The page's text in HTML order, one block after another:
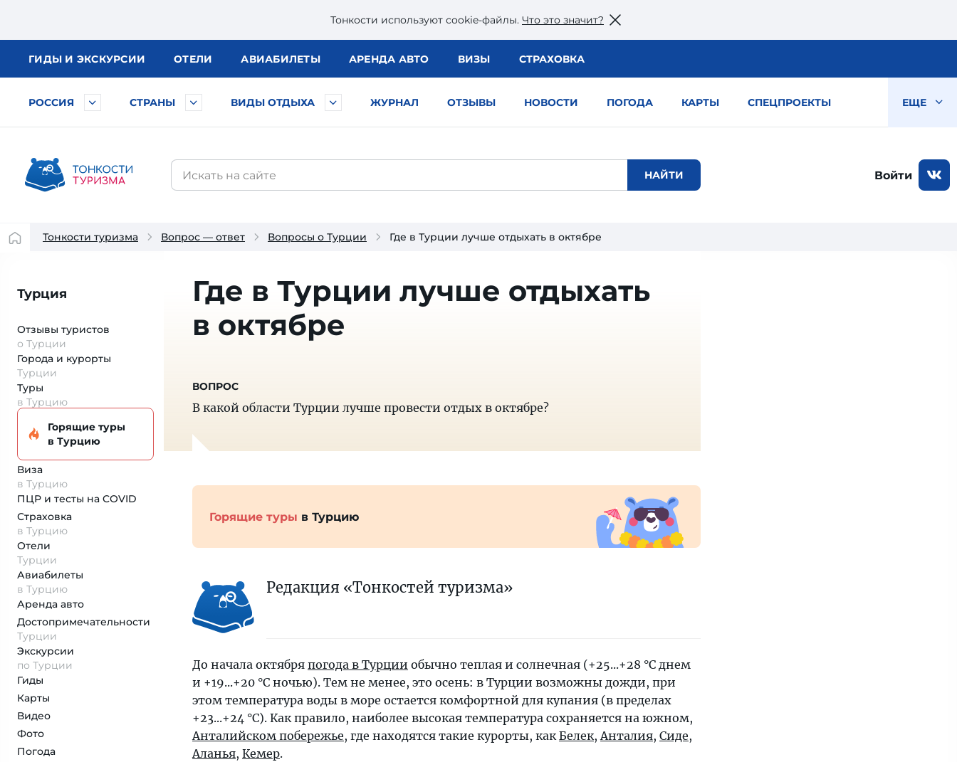
Тонкости используют сookie-файлы. Что это значит?
ГИДЫ И ЭКСКУРСИИ ОТЕЛИ АВИАБИЛЕТЫ АРЕНДА АВТО ВИЗЫ СТРАХОВКА
РОССИЯ СТРАНЫ ВИДЫ ОТДЫХА ЖУРНАЛ ОТЗЫВЫ НОВОСТИ ПОГОДА КАРТЫ СПЕЦПРОЕКТЫ ЕЩЕ
Войти
Тонкости туризма Вопрос — ответ Вопросы о Турции Где в Турции лучше отдыхать в октябре
Турция
Отзывы туристов
о Турции
Города и курорты
Турции
Туры
в Турцию
Горящие туры
в Турцию
Виза
в Турцию
ПЦР и тесты на COVID
Страховка
в Турцию
Отели
Турции
Авиабилеты
в Турцию
Аренда авто
Достопримеча­тельности
Турции
Экскурсии
по Турции
Гиды
Карты
Видео
Фото
Погода
Где в Турции лучше отдыхать
в октябре
В какой области Турции лучше провести отдых в октябре?
Горящие туры в Турцию
Редакция «Тонкостей туризма»
До начала октября погода в Турции обычно теплая и солнечная (+25...+28 °С днем
и +19...+20 °С ночью). Тем не менее, это осень: в Турции возможны дожди, при
этом температура воды в море остается комфортной для купания (в пределах
+23...+24 °С). Как правило, наиболее высокая температура сохраняется на южном,
Анталийском побережье, где находятся такие курорты, какБелек,Анталия, Сиде,
Аланья, Кемер.